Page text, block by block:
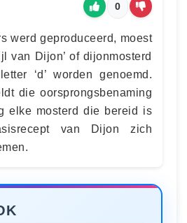
0
werd geproduceerd, moest
van Dijon’ of dijonmosterd
‘d’ worden genoemd.
die oorsprongsbenaming
elke mosterd die bereid is
van Dijon zich